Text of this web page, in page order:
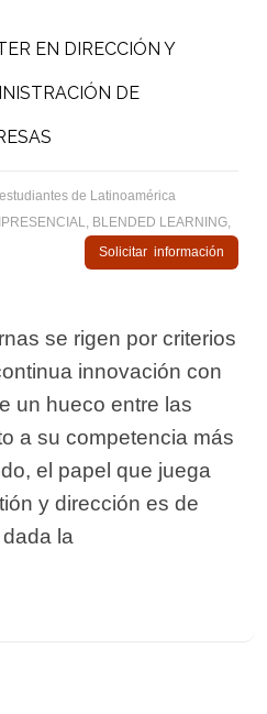
EN DIRECCIÓN Y
DE
de Latinoamérica
BLENDED LEARNING,
Solicitar información
se rigen por criterios
innovación con
un hueco entre las
a su competencia más
el papel que juega
y dirección es de
la